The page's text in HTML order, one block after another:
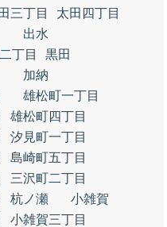
三丁目
太田四丁目
出水
丁目
黒田
加納
雄松町一丁目
雄松町四丁目
汐見町一丁目
島崎町五丁目
三沢町二丁目
杭ノ瀬
小雑賀
小雑賀三丁目